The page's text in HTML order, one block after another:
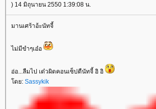
) 14 มิถุนายน 2550 1:39:08 น.
มานเศร้าอ้ะนัทจี้
ไม่มีขำๆเอ๋อ
อ่อ...ลืมไป เด๋วผิดคอนเซ็ปตืนัทจี้ อิ อิ
ดย: Sassykik